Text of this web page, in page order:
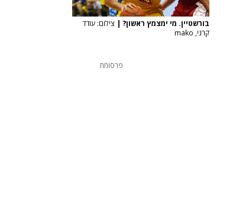
בורשטיין. מי ימצמץ ראשון? | צילום: עודד
קרני, mako
פרסומת